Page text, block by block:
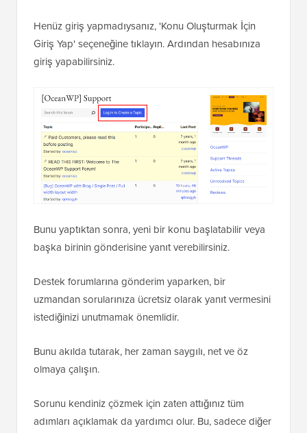
Henüz giriş yapmadıysanız, 'Konu Oluşturmak İçin
Giriş Yap' seçeneğine tıklayın. Ardından hesabınıza
giriş yapabilirsiniz.
Bunu yaptıktan sonra, yeni bir konu başlatabilir veya
başka birinin gönderisine yanıt verebilirsiniz.
Destek forumlarına gönderim yaparken, bir
uzmandan sorularınıza ücretsiz olarak yanıt vermesini
istediğinizi unutmamak önemlidir.
Bunu akılda tutarak, her zaman saygılı, net ve öz
olmaya çalışın.
Sorunu kendiniz çözmek için zaten attığınız tüm
adımları açıklamak da yardımcı olur. Bu, sadece diğer